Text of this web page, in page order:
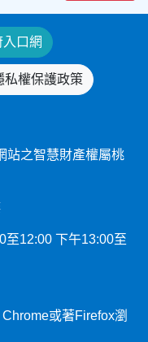
口網
私權保護政策
之智慧財產權屬桃
至12:00 下午13:00至
或著Firefox瀏